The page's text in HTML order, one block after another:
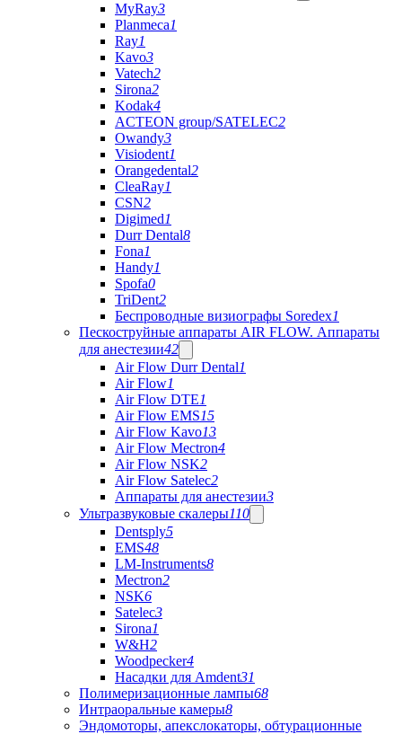
MyRay3
Planmeca1
Ray1
Kavo3
Vatech2
Sirona2
Kodak4
ACTEON group/SATELEC2
Owandy3
Visiodent1
Orangedental2
CleaRay1
CSN2
Digimed1
Durr Dental8
Fona1
Handy1
Spofa0
TriDent2
Беспроводные визиографы Soredex1
Пескоструйные аппараты AIR FLOW. Аппараты
для анестезии42
Air Flow Durr Dental1
Air Flow1
Air Flow DTE1
Air Flow EMS15
Air Flow Kavo13
Air Flow Mectron4
Air Flow NSK2
Air Flow Satelec2
Аппараты для анестезии3
Ультразвуковые скалеры110
Dentsply5
EMS48
LM-Instruments8
Mectron2
NSK6
Satelec3
Sirona1
W&H2
Woodpecker4
Насадки для Amdent31
Полимеризационные лампы68
Интраоральные камеры8
Эндомоторы, апекслокаторы, обтурационные